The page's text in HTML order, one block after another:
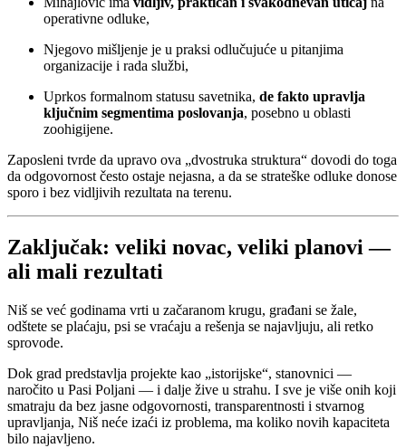
operativne odluke,
Njegovo mišljenje je u praksi odlučujuće u pitanjima
organizacije i rada službi,
Uprkos formalnom statusu savetnika, de fakto upravlja
ključnim segmentima poslovanja, posebno u oblasti
zoohigijene.
Zaposleni tvrde da upravo ova „dvostruka struktura“ dovodi do toga
da odgovornost često ostaje nejasna, a da se strateške odluke donose
sporo i bez vidljivih rezultata na terenu.
Zaključak: veliki novac, veliki planovi —
ali mali rezultati
Niš se već godinama vrti u začaranom krugu, građani se žale,
odštete se plaćaju, psi se vraćaju a rešenja se najavljuju, ali retko
sprovode.
Dok grad predstavlja projekte kao „istorijske“, stanovnici —
naročito u Pasi Poljani — i dalje žive u strahu. I sve je više onih koji
smatraju da bez jasne odgovornosti, transparentnosti i stvarnog
upravljanja, Niš neće izaći iz problema, ma koliko novih kapaciteta
bilo najavljeno.